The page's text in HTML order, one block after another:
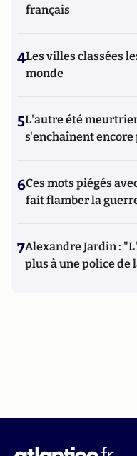
français
4Les villes classées
monde
5L'autre été
s'enchaînent encore
6Ces mots piégés
fait flamber la
7Alexandre Jardin :
plus à une police de